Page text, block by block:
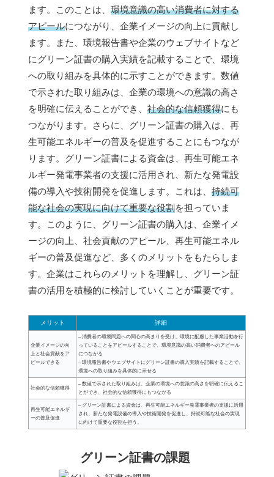
ます。このことは、 環境意識の高い消費者に対する
アピールにつながり、企業イメージの向上に貢献し
ます。また、環境報告書や企業のウェブサイトなど
にグリーン証書の購入実績を記載することで、環境
への取り組みを具体的に示すことができます。数値
で示された取り組みは、企業の環境への意識の高さ
を明確に伝えることができ、 社会的な信頼獲得にも
つながります。さらに、グリーン証書の購入は、再
生可能エネルギーの普及を促進することにもつなが
ります。グリーン証書による資金は、再生可能エネ
ルギー発電事業者の支援に活用され、新たな発電設
備の導入や技術開発を促進します。これは、 持続可
能な社会の実現に向けて重要な役割を担っていま
す。このように、グリーン証書の購入は、企業イメ
ージの向上、社会貢献のアピール、再生可能エネル
ギーの普及促進など、多くのメリットをもたらしま
す。企業はこれらのメリットを理解し、グリーン証
書の活用を積極的に検討していくことが重要です。
メリット 詳細
企業イメージの向
上と社会貢献をア
ピールできる
– 消費者の環境問題への関心の高まりを受け、環境に配慮した事業活動を行
っていることをアピールすることで、環境意識の高い消費者へのアピール
につながる
– 環境報告書やウェブサイトにグリーン証書の購入実績を記載することで、
環境への取り組みを具体的に示せる
社会的な信頼獲得
– 数値で示された取り組みは、企業の環境への意識の高さを明確に伝えるこ
とができ、社会的な信頼獲得にもつながる
再生可能エネルギ
ーの普及促進
– グリーン証書による資金は、再生可能エネルギー発電事業者の支援に活用
され、新たな発電設備の導入や技術開発を促進し、持続可能な社会の実現
に向けて重要な役割を担う。
グリーン証書の課題